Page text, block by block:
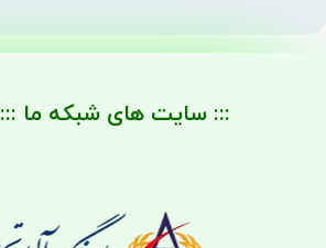
::: سایت های شبکه ما :::